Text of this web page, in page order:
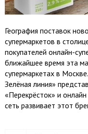
География поставок
супермаркетов в
покупателей онлайн-
ближайшее время эта
супермаркетах в
Зелёная линия»
«Перекрёсток» и
сеть развивает этот